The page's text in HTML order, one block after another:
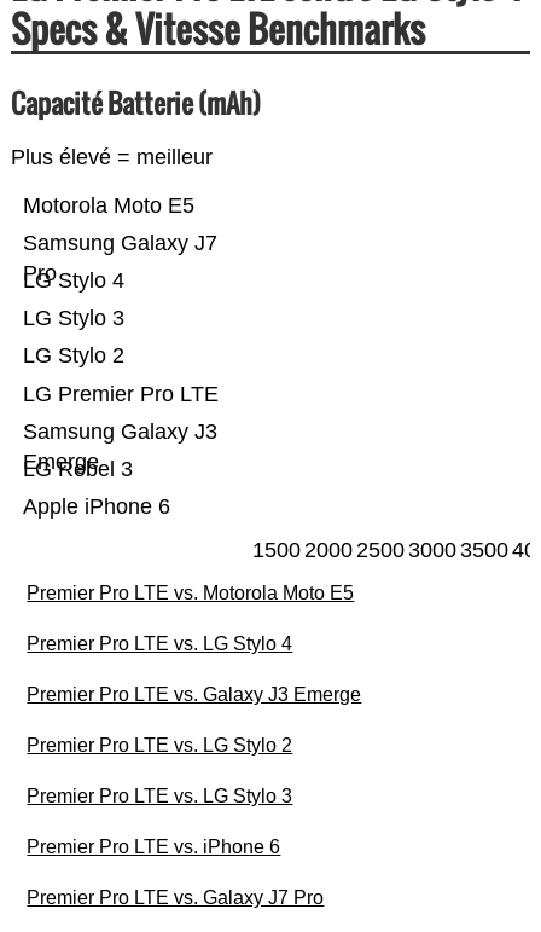
Specs & Vitesse Benchmarks
Capacité Batterie (mAh)
Plus élevé = meilleur
Apple iPhone 6
LG Rebel 3
Samsung Galaxy J3
Emerge
LG Premier Pro LTE
LG Stylo 2
LG Stylo 3
LG Stylo 4
Samsung Galaxy J7
Pro
Motorola Moto E5
15002000250030003500
Premier Pro LTE vs. Motorola Moto E5
Premier Pro LTE vs. LG Stylo 4
Premier Pro LTE vs. Galaxy J3 Emerge
Premier Pro LTE vs. LG Stylo 2
Premier Pro LTE vs. LG Stylo 3
Premier Pro LTE vs. iPhone 6
Premier Pro LTE vs. Galaxy J7 Pro